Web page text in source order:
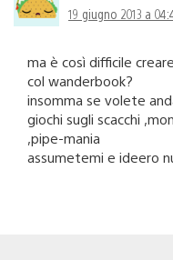
19 giugno 2013 a
ma è così difficile
col wanderbook?
insomma se volete
giochi sugli scacchi
,pipe-mania
assumetemi e ideero